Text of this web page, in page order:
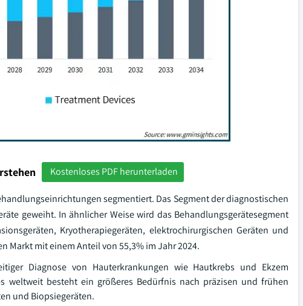
Kostenloses PDF herunterladen
segmentiert. Das Segment der diagnostischen
geweiht. In ähnlicher Weise wird das Behandlungsgerätesegment
Kryotherapiegeräten, elektrochirurgischen Geräten und
Markt mit einem Anteil von 55,3% im Jahr 2024.
Diagnose von Hauterkrankungen wie Hautkrebs und Ekzem
weltweit besteht ein größeres Bedürfnis nach präzisen und frühen
und Biopsiegeräten.